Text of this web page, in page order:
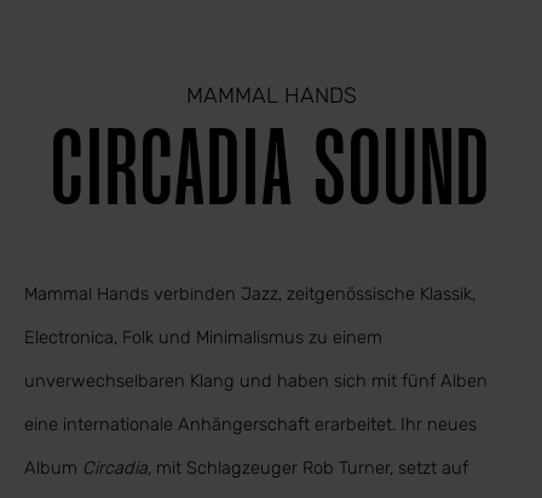
MAMMAL HANDS
CIRCADIA SOUND
Mammal Hands verbinden Jazz, zeitgenössische Klassik,
Electronica, Folk und Minimalismus zu einem
unverwechselbaren Klang und haben sich mit fünf Alben
eine internationale Anhängerschaft erarbeitet. Ihr neues
Album Circadia, mit Schlagzeuger Rob Turner, setzt auf